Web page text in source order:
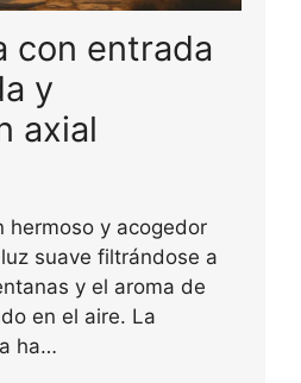
con entrada
y
axial
hermoso y acogedor
suave filtrándose a
y el aroma de
en el aire. La
ha…